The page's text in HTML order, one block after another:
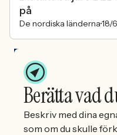
på
De nordiska länderna18/
Berätta vad
Beskriv med dina
som om du skulle